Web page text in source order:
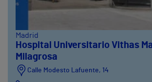
Madrid
Hospital Universitario Vithas
Milagrosa
Calle Modesto Lafuente, 14